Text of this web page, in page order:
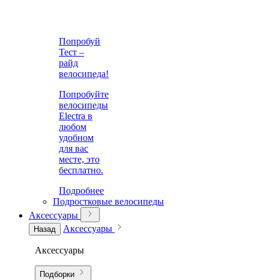
Попробуй
Тест –
райд
велосипеда!
Попробуйте
велосипеды
Electra в
любом
удобном
для вас
месте, это
бесплатно.
Подробнее
Подростковые велосипеды
Аксессуары
Назад Аксессуары
Аксессуары
Подборки